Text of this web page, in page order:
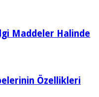
Maddeler Halinde
Özellikleri